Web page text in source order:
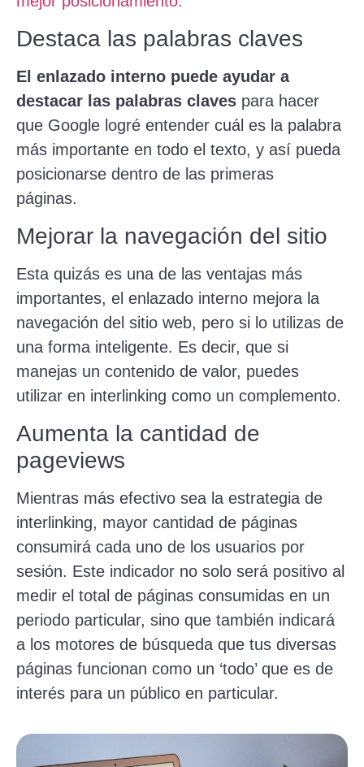
Destaca las palabras claves
El enlazado interno puede ayudar a
destacar las palabras claves para hacer
que Google logré entender cuál es la palabra
más importante en todo el texto, y así pueda
posicionarse dentro de las primeras
páginas.
Mejorar la navegación del sitio
Esta quizás es una de las ventajas más
importantes, el enlazado interno mejora la
navegación del sitio web, pero si lo utilizas de
una forma inteligente. Es decir, que si
manejas un contenido de valor, puedes
utilizar en interlinking como un complemento.
Aumenta la cantidad de
pageviews
Mientras más efectivo sea la estrategia de
interlinking, mayor cantidad de páginas
consumirá cada uno de los usuarios por
sesión. Este indicador no solo será positivo al
medir el total de páginas consumidas en un
periodo particular, sino que también indicará
a los motores de búsqueda que tus diversas
páginas funcionan como un ‘todo’ que es de
interés para un público en particular.